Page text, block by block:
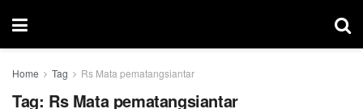
Home Tag Rs Mata pematangsiantar
Tag: Rs Mata pematangsiantar